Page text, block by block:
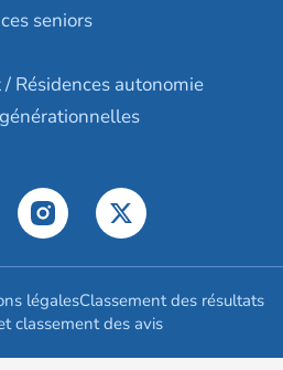
seniors
Résidences autonomie
légalesClassement des résultats
classement des avis